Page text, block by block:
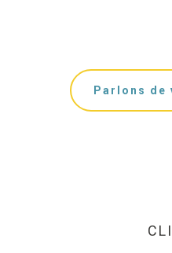
Parlons de